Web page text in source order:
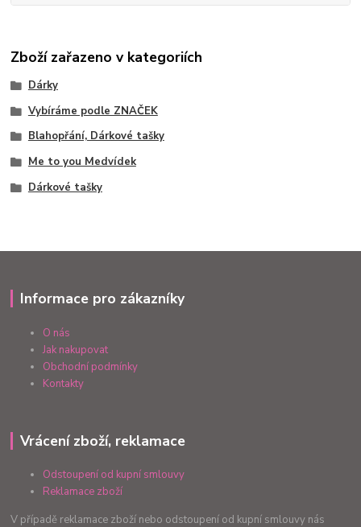
Zboží zařazeno v kategoriích
Dárky
Vybíráme podle ZNAČEK
Blahopřání, Dárkové tašky
Me to you Medvídek
Dárkové tašky
Informace pro zákazníky
O nás
Jak nakupovat
Obchodní podmínky
Kontakty
Vrácení zboží, reklamace
Odstoupení od kupní smlouvy
Reklamace zboží
V případě reklamace zboží nebo odstoupení od kupní smlouvy nás